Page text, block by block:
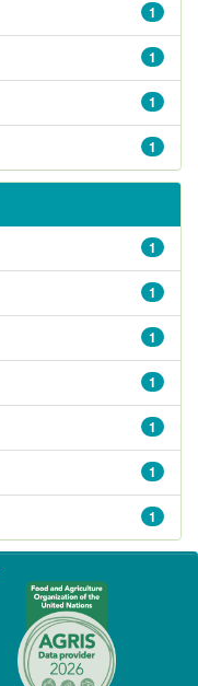
1
1
1
1
1
1
1
1
1
1
1